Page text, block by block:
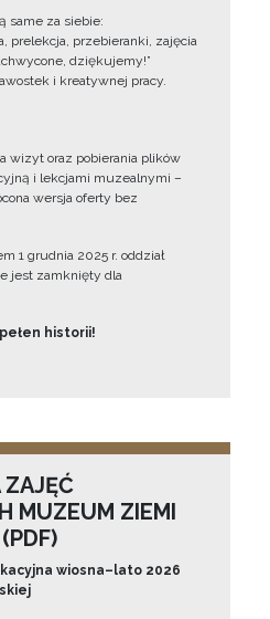
same za siebie:
prelekcja, przebieranki, zajęcia
dziękujemy!”
i kreatywnej pracy.
wizyt oraz pobierania plików
i lekcjami muzealnymi –
wersja oferty bez
1 grudnia 2025 r. oddział
jest zamknięty dla
historii!
ZAJĘĆ
MUZEUM ZIEMI
wiosna–lato 2026